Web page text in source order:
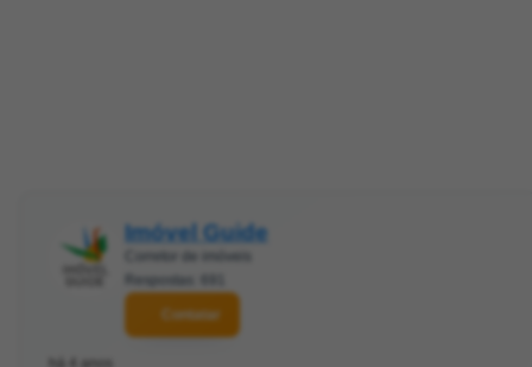
Imóvel Guide
Contatar